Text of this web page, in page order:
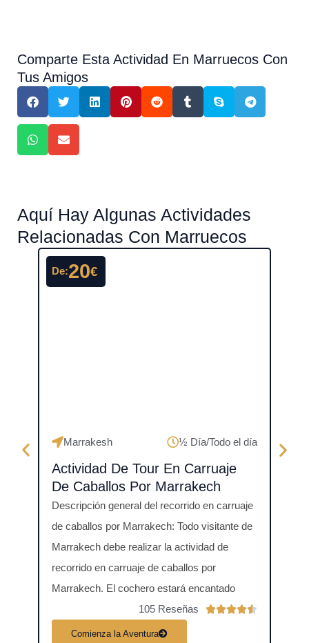
Comparte Esta Actividad En Marruecos Con
Tus Amigos
Aquí Hay Algunas Actividades
Relacionadas Con Marruecos
De:20€
Marrakesh ½ Día/Todo el día
Actividad De Tour En Carruaje
De Caballos Por Marrakech
Descripción general del recorrido en carruaje
de caballos por Marrakech: Todo visitante de
Marrakech debe realizar la actividad de
recorrido en carruaje de caballos por
Marrakech. El cochero estará encantado
105 Reseñas

Comienza la Aventura